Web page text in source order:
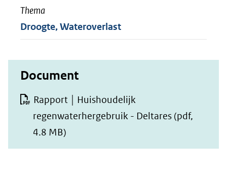
Thema
Droogte, Wateroverlast
Document
Rapport │ Huishoudelijk
regenwaterhergebruik - Deltares (pdf,
4.8 MB)